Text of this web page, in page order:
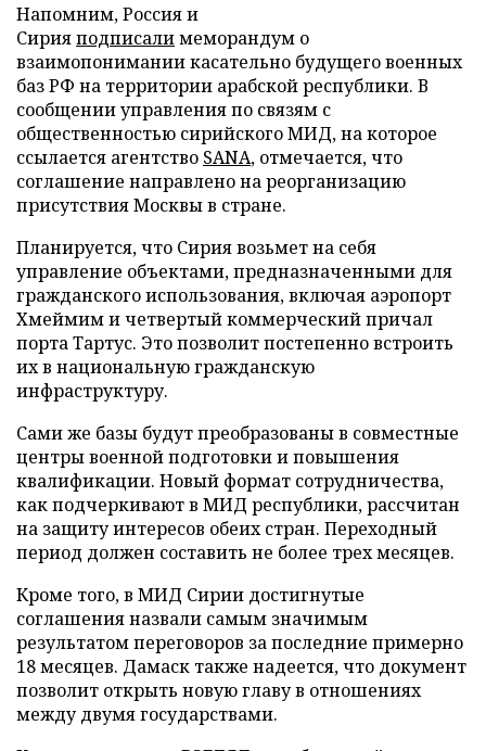
Напомним, Россия и
Сирияподписалимеморандум о
взаимопонимании касательно будущего военных
баз РФ на территории арабской республики. В
сообщении управления по связям с
общественностью сирийского МИД, на которое
ссылается агентство SANA, отмечается, что
соглашение направлено на реорганизацию
присутствия Москвы в стране.
Планируется, что Сирия возьмет на себя
управление объектами, предназначенными для
гражданского использования, включая аэропорт
Хмеймим и четвертый коммерческий причал
порта Тартус. Это позволит постепенно встроить
их в национальную гражданскую
инфраструктуру.
Сами же базы будут преобразованы в совместные
центры военной подготовки и повышения
квалификации. Новый формат сотрудничества,
как подчеркивают в МИД республики, рассчитан
на защиту интересов обеих стран. Переходный
период должен составить не более трех месяцев.
Кроме того, в МИД Сирии достигнутые
соглашения назвали самым значимым
результатом переговоров за последние примерно
18 месяцев. Дамаск также надеется, что документ
позволит открыть новую главу в отношениях
между двумя государствами.